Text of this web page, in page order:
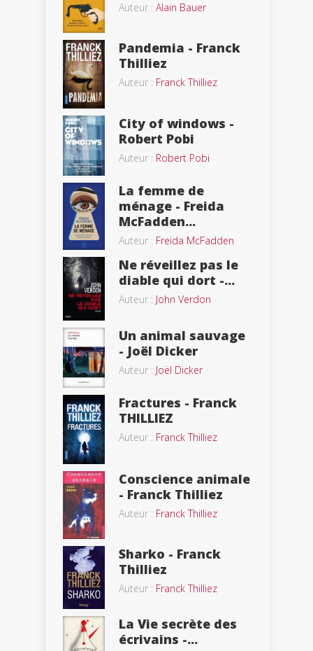
Auteur : Alain Bauer
Pandemia - Franck
Thilliez
Auteur : Franck Thilliez
City of windows -
Robert Pobi
Auteur : Robert Pobi
La femme de
ménage - Freida
McFadden...
Auteur : Freida McFadden
Ne réveillez pas le
diable qui dort -...
Auteur : John Verdon
Un animal sauvage
- Joël Dicker
Auteur : Joël Dicker
Fractures - Franck
THILLIEZ
Auteur : Franck Thilliez
Conscience animale
- Franck Thilliez
Auteur : Franck Thilliez
Sharko - Franck
Thilliez
Auteur : Franck Thilliez
La Vie secrète des
écrivains -...